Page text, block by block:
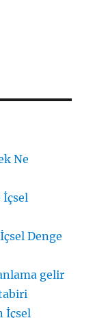
Ne
İçsel
Denge
gelir
İçsel